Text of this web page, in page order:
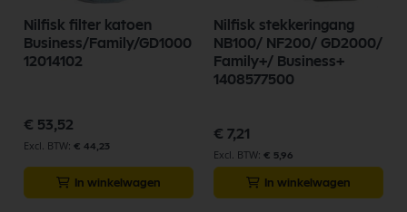
Nilfisk filter katoen
Business/Family/GD1000
12014102
€ 53,52
€ 44,23
In winkelwagen
Nilfisk stekkeringang
NB100/ NF200/ GD2000/
Family+/ Business+
1408577500
€ 7,21
€ 5,96
In winkelwagen